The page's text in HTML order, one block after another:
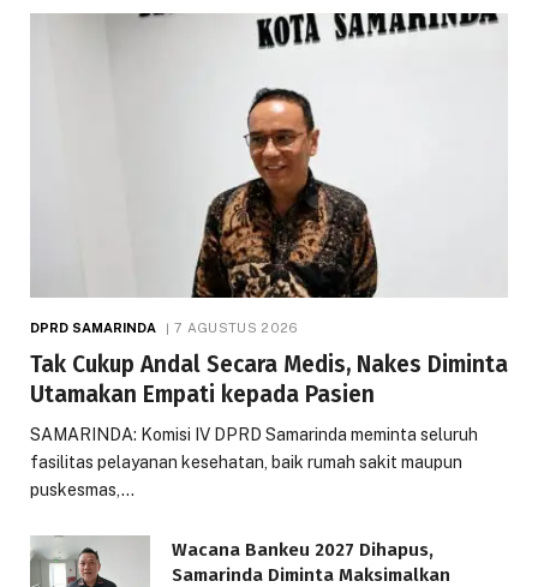
DPRD SAMARINDA 7 AGUSTUS 2026
Tak Cukup Andal Secara Medis, Nakes Diminta
Utamakan Empati kepada Pasien
SAMARINDA: Komisi IV DPRD Samarinda meminta seluruh
fasilitas pelayanan kesehatan, baik rumah sakit maupun
puskesmas,…
Wacana Bankeu 2027 Dihapus,
Samarinda Diminta Maksimalkan